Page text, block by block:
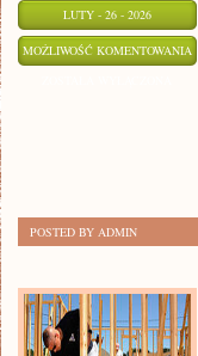
LUTY - 26 - 2026
MOŻLIWOŚĆ KOMENTOWANIA
POSTED BY ADMIN